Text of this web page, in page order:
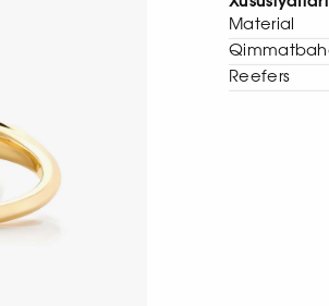
Material
Reefers